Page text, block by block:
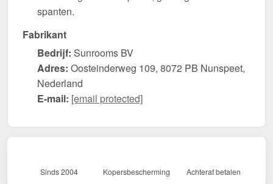
spanten.
Fabrikant
Bedrijf: Sunrooms BV
Adres: Oosteinderweg 109, 8072 PB Nunspeet,
Nederland
E-mail: [email protected]
Sinds 2004 Kopersbescherming Achteraf betalen